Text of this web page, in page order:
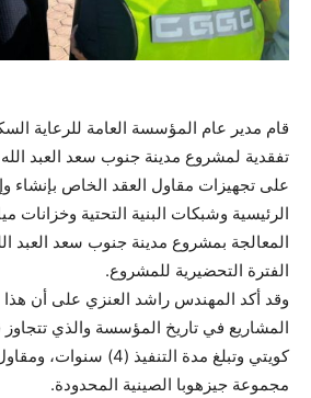
قام مدير عام المؤسسة العامة للرعاية
تفقدية لمشروع مدينة جنوب سعد العبد الله
على تجهيزات مقاول العقد الخاص بإنشاء
الرئيسية وشبكات البنية التحتية وخزانات
المعالجة بمشروع مدينة جنوب سعد العبد
الفترة التحضيرية للمشروع.
وقد ‏أكد المهندس راشد العنزي على أن هذا
كويتي وتبلغ مدة التنفيذ
مجموعة جيزهوبا الصينية المحدودة.